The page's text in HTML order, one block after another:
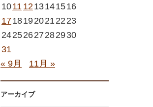
1011 1213141516
171819202122 23
24252627 282930
31
« 9月
11月 »
アーカイブ